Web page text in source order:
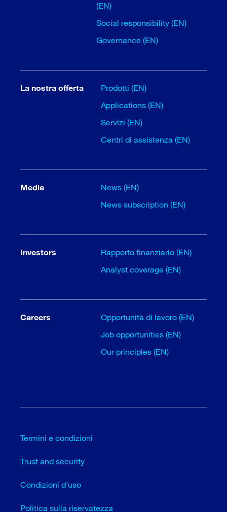
(EN)
Social responsibility (EN)
Governance (EN)
La nostra offerta
Prodotti (EN)
Applications (EN)
Servizi (EN)
Centri di assistenza (EN)
Media
News (EN)
News subscription (EN)
Investors
Rapporto finanziario (EN)
Analyst coverage (EN)
Careers
Opportunità di lavoro (EN)
Job opportunities (EN)
Our principles (EN)
Termini e condizioni
Trust and security
Condizioni d'uso
Politica sulla riservatezza